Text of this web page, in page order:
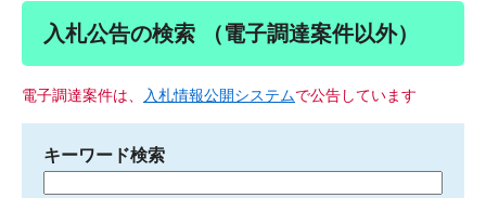
入札公告の検索 （電子調達案件以外）
電子調達案件は、 入札情報公開システムで公告しています
キーワード検索